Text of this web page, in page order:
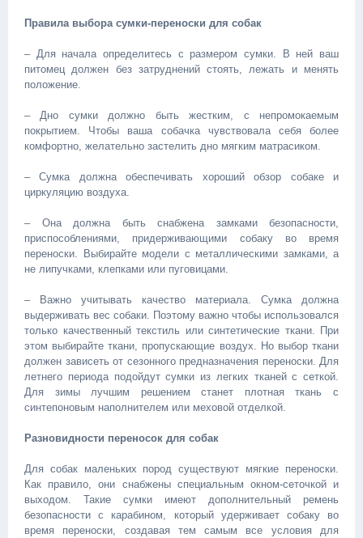
Правила выбора сумки-переноски для собак
– Для начала определитесь с размером сумки. В ней ваш
питомец должен без затруднений стоять, лежать и менять
положение.
– Дно сумки должно быть жестким, с непромокаемым
покрытием. Чтобы ваша собачка чувствовала себя более
комфортно, желательно застелить дно мягким матрасиком.
– Сумка должна обеспечивать хороший обзор собаке и
циркуляцию воздуха.
– Она должна быть снабжена замками безопасности,
приспособлениями, придерживающими собаку во время
переноски. Выбирайте модели с металлическими замками, а
не липучками, клепками или пуговицами.
– Важно учитывать качество материала. Сумка должна
выдерживать вес собаки. Поэтому важно чтобы использовался
только качественный текстиль или синтетические ткани. При
этом выбирайте ткани, пропускающие воздух. Но выбор ткани
должен зависеть от сезонного предназначения переноски. Для
летнего периода подойдут сумки из легких тканей с сеткой.
Для зимы лучшим решением станет плотная ткань с
синтепоновым наполнителем или меховой отделкой.
Разновидности переносок для собак
Для собак маленьких пород существуют мягкие переноски.
Как правило, они снабжены специальным окном-сеточкой и
выходом. Такие сумки имеют дополнительный ремень
безопасности с карабином, который удерживает собаку во
время переноски, создавая тем самым все условия для